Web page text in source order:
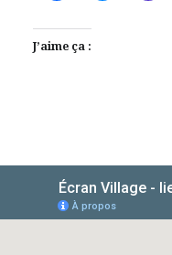
J’aime ça :